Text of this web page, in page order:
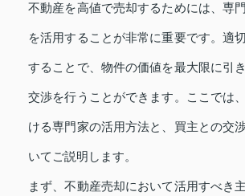
不動産を高値で売却するためには、専
を活用することが非常に重要です。適
することで、物件の価値を最大限に引
交渉を行うことができます。ここでは
ける専門家の活用方法と、買主との交
いてご説明します。
まず、不動産売却において活用すべき